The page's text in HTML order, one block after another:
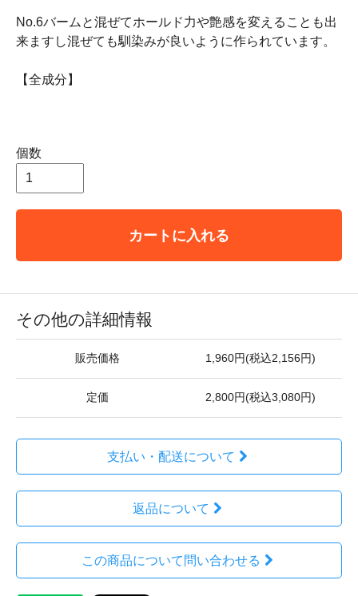
No.6バームと混ぜてホールド力や艶感を変えることも出
来ますし混ぜても馴染みが良いように作られています。
【全成分】
個数
カートに入れる
その他の詳細情報
販売価格 1,960円(税込2,156円)
定価 2,800円(税込3,080円)
支払い・配送について
返品について
この商品について問い合わせる